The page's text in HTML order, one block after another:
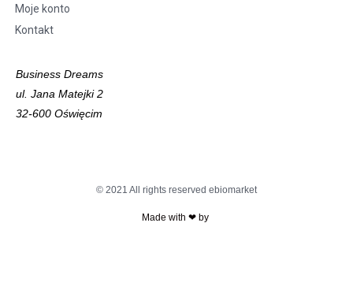
Moje konto
Kontakt
Business Dreams
ul. Jana Matejki 2
32-600 Oświęcim
© 2021 All rights reserved ebiomarket
Made with ❤ by